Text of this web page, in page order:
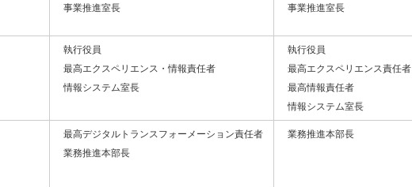
事業推進室長
事業推進室長
執行役員
最高エクスペリエンス・情報責任者
情報システム室長
執行役員
最高エクスペリエンス責任者
最高情報責任者
情報システム室長
最高デジタルトランスフォーメーション責任者
業務推進本部長
業務推進本部長